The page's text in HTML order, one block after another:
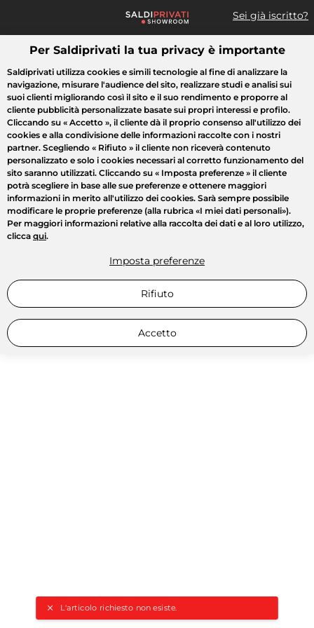
Sei già iscritto?
Cosa cerchi?
L'articolo richiesto non esiste.
Tutte le vendite Moda Casa Bellezza Elettrodomestici
Per Saldiprivati la tua privacy è importante
Saldiprivati utilizza cookies e simili tecnologie al fine di analizzare la
navigazione, misurare l'audience del sito, realizzare studi e analisi sui
suoi clienti migliorando così il sito e il suo rendimento e proporre al
cliente pubblicità personalizzate basate sui propri interessi e profilo.
Cliccando su « Accetto », il cliente dà il proprio consenso all'utilizzo dei
cookies e alla condivisione delle informazioni raccolte con i nostri
partner. Scegliendo « Rifiuto » il cliente non riceverà contenuto
personalizzato e solo i cookies necessari al corretto funzionamento del
sito saranno utilizzati. Cliccando su « Imposta preferenze » il cliente
potrà scegliere in base alle sue preferenze e ottenere maggiori
informazioni in merito all'utilizzo dei cookies. Sarà sempre possibile
modificare le proprie preferenze (alla rubrica «I miei dati personali»).
Per maggiori informazioni relative alla raccolta dei dati e al loro utilizzo,
clicca qui.
Imposta preferenze
Rifiuto
Accetto